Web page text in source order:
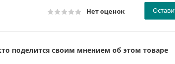
Нет оценок
поделится своим мнением об этом товаре